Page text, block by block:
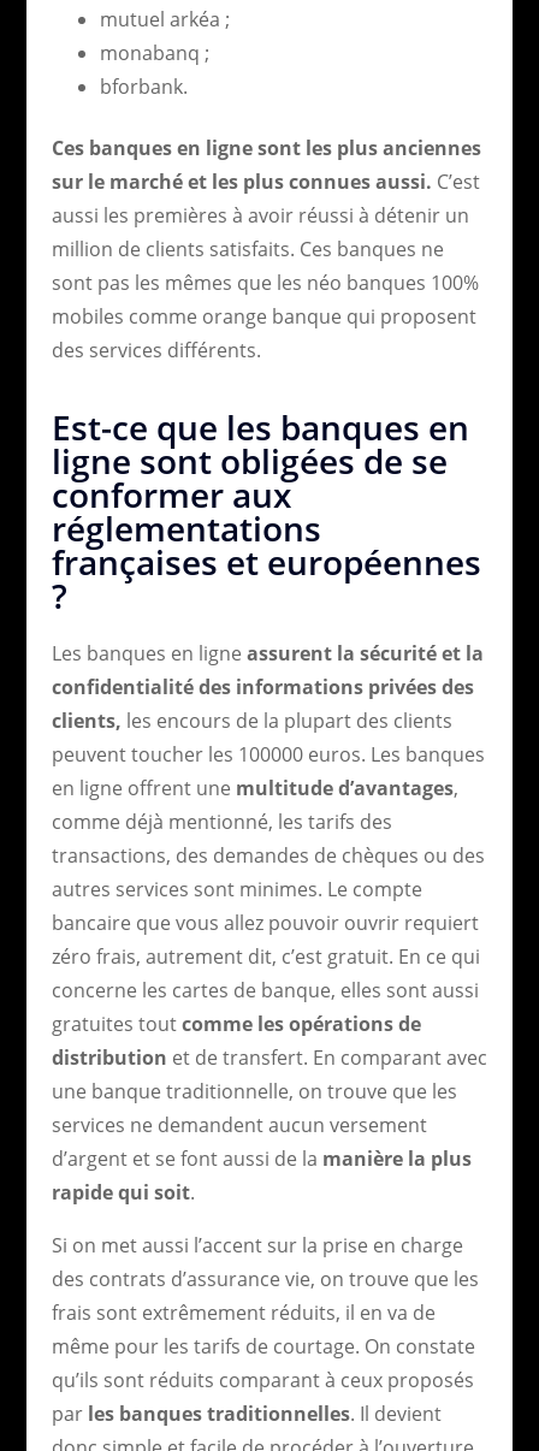
mutuel arkéa ;
monabanq ;
bforbank.
Ces banques en ligne sont les plus anciennes
sur le marché et les plus connues aussi. C’est
aussi les premières à avoir réussi à détenir un
million de clients satisfaits. Ces banques ne
sont pas les mêmes que les néo banques 100%
mobiles comme orange banque qui proposent
des services différents.
Est-ce que les banques en
ligne sont obligées de se
conformer aux
réglementations
françaises et européennes
?
Les banques en ligne assurent la sécurité et la
confidentialité des informations privées des
clients, les encours de la plupart des clients
peuvent toucher les 100000 euros. Les banques
en ligne offrent une multitude d’avantages,
comme déjà mentionné, les tarifs des
transactions, des demandes de chèques ou des
autres services sont minimes. Le compte
bancaire que vous allez pouvoir ouvrir requiert
zéro frais, autrement dit, c’est gratuit. En ce qui
concerne les cartes de banque, elles sont aussi
gratuites toutcomme les opérations de
distribution et de transfert. En comparant avec
une banque traditionnelle, on trouve que les
services ne demandent aucun versement
d’argent et se font aussi de la manière la plus
rapide qui soit.
Si on met aussi l’accent sur la prise en charge
des contrats d’assurance vie, on trouve que les
frais sont extrêmement réduits, il en va de
même pour les tarifs de courtage. On constate
qu’ils sont réduits comparant à ceux proposés
par les banquestraditionnelles. Il devient